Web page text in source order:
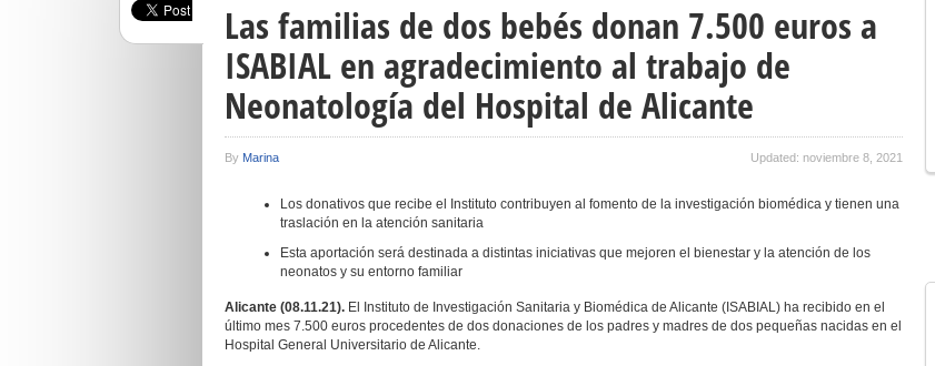
Las familias de dos bebés donan 7.500 euros a
ISABIAL en agradecimiento al trabajo de
Neonatología del Hospital de Alicante
By Marina Updated: noviembre 8, 2021
Los donativos que recibe el Instituto contribuyen al fomento de la investigación biomédica y tienen una
traslación en la atención sanitaria
Esta aportación será destinada a distintas iniciativas que mejoren el bienestar y la atención de los
neonatos y su entorno familiar
Alicante (08.11.21). El Instituto de Investigación Sanitaria y Biomédica de Alicante (ISABIAL) ha recibido en el
último mes 7.500 euros procedentes de dos donaciones de los padres y madres de dos pequeñas nacidas en el
Hospital General Universitario de Alicante.